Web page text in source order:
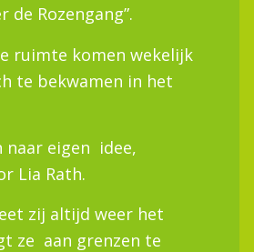
Rozengang”.
ruimte komen wekelijk
te bekwamen in het
naar eigen idee,
Lia Rath.
zij altijd weer het
ze aan grenzen te